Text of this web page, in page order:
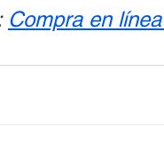
Compra en